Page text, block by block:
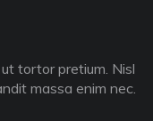
tortor pretium. Nisl
massa enim nec.